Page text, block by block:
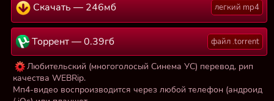
Скачать — 246мб легкий mp4
Торрент — 0.39гб файл .torrent
Любительский (многоголосый Синема УС) перевод, рип
качества WEBRip.
Мп4-видео воспроизводится через любой телефон (андроид